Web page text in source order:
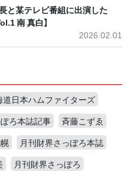
と某テレビ番組に出演した
南 真白】
2026.02.01
道日本ハムファイターズ
ろ本誌記事
斉藤こずゑ
月刊財界さっぽろ本誌
月刊財界さっぽろ